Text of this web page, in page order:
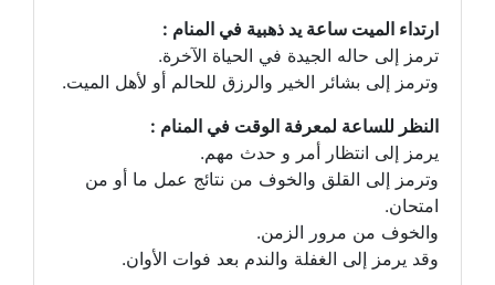
ارتداء الميت ساعة يد ذهبية في المنام :
ترمز إلى حاله الجيدة في الحياة الآخرة.
وترمز إلى بشائر الخير والرزق للحالم أو لأهل الميت.
النظر للساعة لمعرفة الوقت في المنام :
يرمز إلى انتظار أمر و حدث مهم.
وترمز إلى القلق والخوف من نتائج عمل ما أو من
امتحان.
والخوف من مرور الزمن.
وقد يرمز إلى الغفلة والندم بعد فوات الأوان.